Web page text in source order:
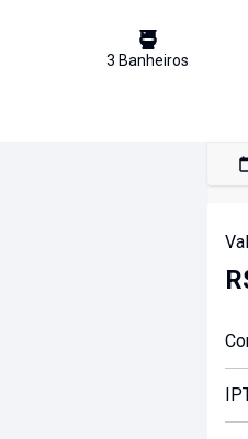
3 Banheiros